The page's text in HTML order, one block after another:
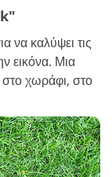
να καλύψει τις
εικόνα. Μια
στο χωράφι, στο